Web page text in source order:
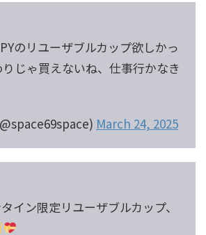
のリユーザブルカップ欲しかっ
じゃ買えないね、仕事行かなき
March 24, 2025
イン限定リユーザブルカップ、